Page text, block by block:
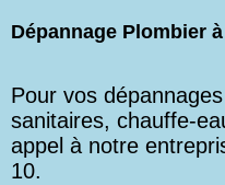
Dépannage Plombier
Pour vos
sanitaires, chauffe-
appel à notre
10.